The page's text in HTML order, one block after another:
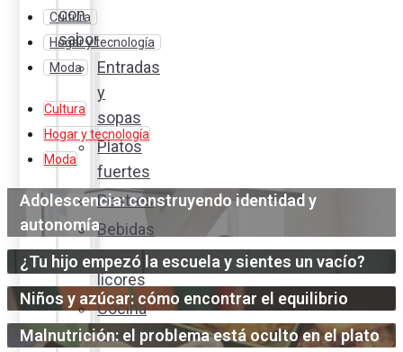
con
sabor
Entradas
y
sopas
Platos
fuertes
Postres
Bebidas
y
licores
Cocina
ecuatoriana
Cultura
Hogar y tecnología
Moda
Cultura
Hogar y tecnología
Moda
Adolescencia: construyendo identidad y
autonomía
¿Tu hijo empezó la escuela y sientes un vacío?
Niños y azúcar: cómo encontrar el equilibrio
Malnutrición: el problema está oculto en el plato